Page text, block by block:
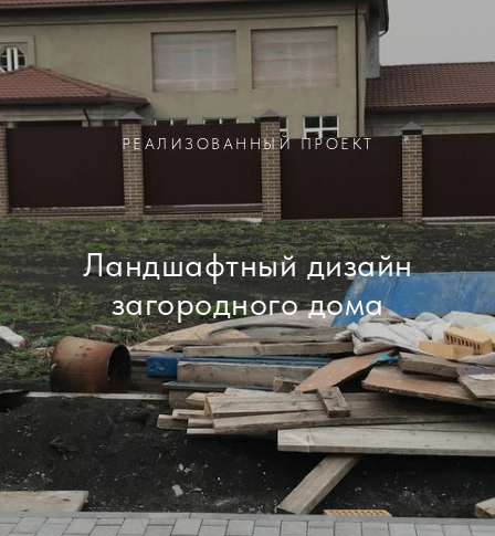
РЕАЛИЗОВАННЫЙ ПРОЕКТ
Ландшафтный дизайн
загородного дома